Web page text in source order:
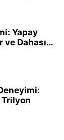
Yapay
ve Dahası…